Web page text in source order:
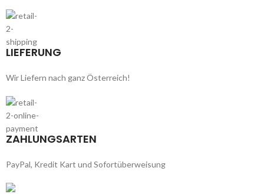
LIEFERUNG
Wir Liefern nach ganz Österreich!
ZAHLUNGSARTEN
PayPal, Kredit Kart und Sofortüberweisung